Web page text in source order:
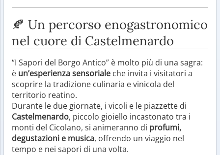
🍂 Un percorso enogastronomico
nel cuore di Castelmenardo
“I Sapori del Borgo Antico” è molto più di una sagra:
è un’esperienza sensoriale che invita i visitatori a
scoprire la tradizione culinaria e vinicola del
territorio reatino.
Durante le due giornate, i vicoli e le piazzette di
Castelmenardo, piccolo gioiello incastonato tra i
monti del Cicolano, si animeranno di profumi,
degustazioni e musica, offrendo un viaggio nel
tempo e nei sapori di una volta.